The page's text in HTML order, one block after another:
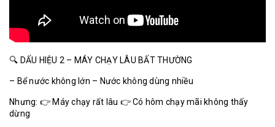
🔍 DẤU HIỆU 2 – MÁY CHẠY LÂU BẤT THƯỜNG
– Bể nước không lớn – Nước không dùng nhiều
Nhưng: 👉 Máy chạy rất lâu 👉 Có hôm chạy mãi không thấy
dừng